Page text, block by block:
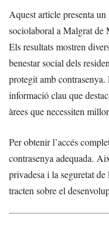
Aquest article presenta
sociolaboral a Malgrat de
Els resultats mostren
benestar social dels
protegit amb contrasenya.
informació clau que
àrees que necessiten
Per obtenir l’accés
contrasenya adequada.
privadesa i la seguretat
tracten sobre el